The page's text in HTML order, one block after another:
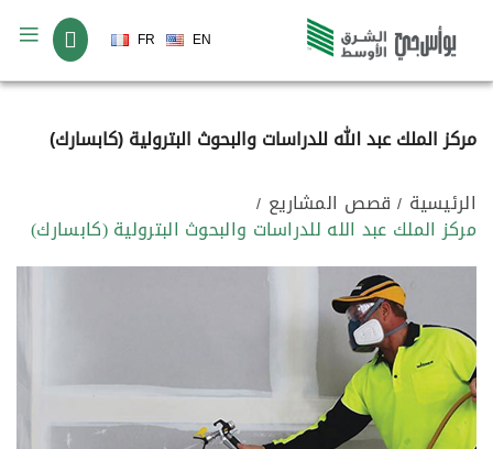
لغة
EN
FR
مركز الملك عبد الله للدراسات والبحوث البترولية (كابسارك)
الرئيسية
قصص المشاريع
مركز الملك عبد الله للدراسات والبحوث البترولية (كابسارك)